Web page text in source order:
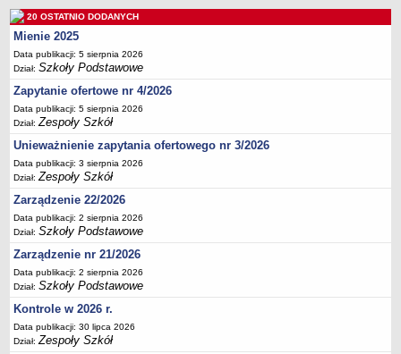
Dane podstawowe
Statut
Majątek
Godziny dyżurów
Ogłoszenie
Zarządzenia
Kontrole
Rejestry, ewidencje, archiwa
Sprawozdania
Deklaracja dostępności
PORADNIE PSYCHOLOGICZNO-PEDAGOGICZNE
Zespół Poradni
BIURO FINANSÓW OŚWIATY
Dane podstawowe
Statut
Majątek
20 OSTATNIO DODANYCH
Mienie 2025
Data publikacji: 5 sierpnia 2026
Dział:Szkoły Podstawowe
Zapytanie ofertowe nr 4/2026
Data publikacji: 5 sierpnia 2026
Dział:Zespoły Szkół
Unieważnienie zapytania ofertowego nr 3/2026
Data publikacji: 3 sierpnia 2026
Dział:Zespoły Szkół
Zarządzenie 22/2026
Data publikacji: 2 sierpnia 2026
Dział:Szkoły Podstawowe
Zarządzenie nr 21/2026
Data publikacji: 2 sierpnia 2026
Dział:Szkoły Podstawowe
Kontrole w 2026 r.
Data publikacji: 30 lipca 2026
Dział:Zespoły Szkół